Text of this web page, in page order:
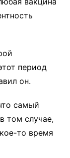
период
он.
самый
том случае,
то время